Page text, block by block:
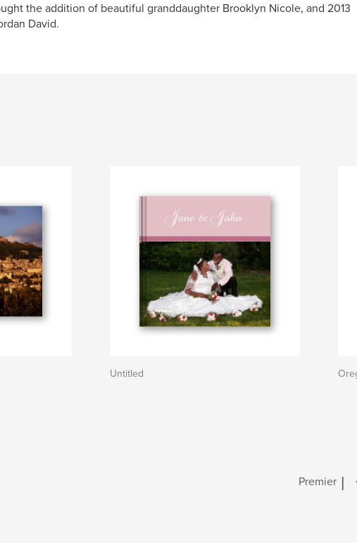
the addition of beautiful granddaughter Brooklyn Nicole, and 2013
David.
Untitled
Premier |